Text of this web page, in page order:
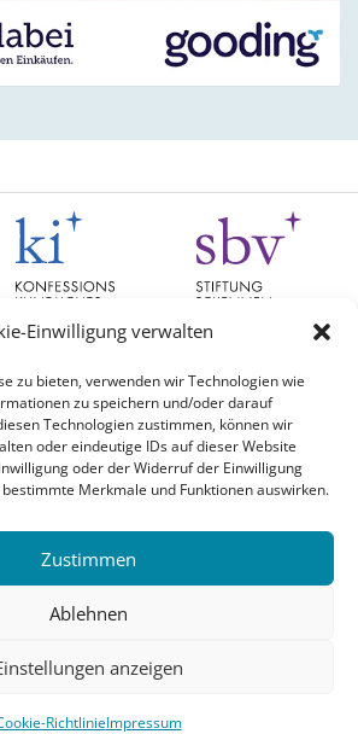
Einwilligung verwalten
zu bieten, verwenden wir Technologien wie
zu speichern und/oder darauf
Technologien zustimmen, können wir
oder eindeutige IDs auf dieser Website
oder der Widerruf der Einwilligung
Merkmale und Funktionen auswirken.
Zustimmen
Ablehnen
anzeigen
RichtlinieImpressum
Diskussion EB Bayern EB Hessen Evangelische
Institut
Reformation römisch-katholische Kirche Theologie
Ukraine Ökumene
Evangelischer Bund |